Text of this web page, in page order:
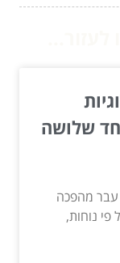
שלושה
עבר מהפכה
נוחות,